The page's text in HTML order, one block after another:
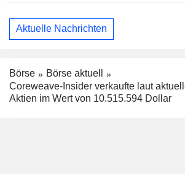
Aktuelle Nachrichten
Börse
Börse aktuell
Coreweave-Insider verkaufte laut
Aktien im Wert von 10.515.594 Dollar